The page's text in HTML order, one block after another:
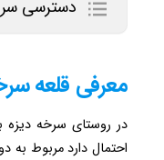
دسترسی
معرفی قلعه
در روستای سرخه دیزه
احتمال دارد مربوط به